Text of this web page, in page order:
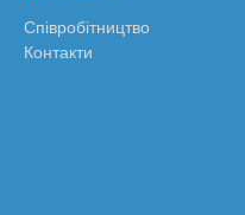
Співробітництво
Контакти